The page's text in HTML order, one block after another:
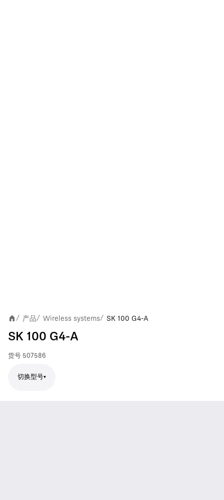
/ 产品/ Wireless systems/ SK 100 G4-A
SK 100 G4-A
货号 507586
切换型号